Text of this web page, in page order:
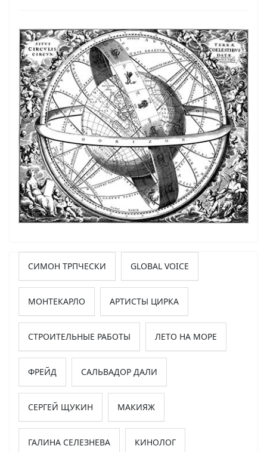
СИМОН ТРПЧЕСКИ GLOBAL VOICE
МОНТЕКАРЛО АРТИСТЫ ЦИРКА
СТРОИТЕЛЬНЫЕ РАБОТЫ ЛЕТО НА МОРЕ
ФРЕЙД САЛЬВАДОР ДАЛИ
СЕРГЕЙ ЩУКИН МАКИЯЖ
ГАЛИНА СЕЛЕЗНЕВА КИНОЛОГ